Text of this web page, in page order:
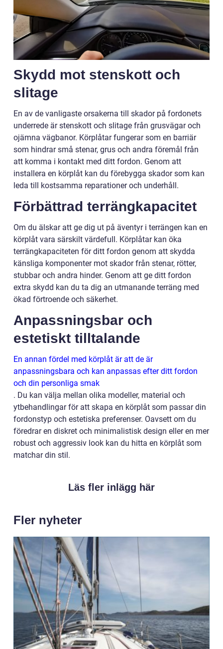
Skydd mot stenskott och
slitage
En av de vanligaste orsakerna till skador på fordonets
underrede är stenskott och slitage från grusvägar och
ojämna vägbanor. Körplåtar fungerar som en barriär
som hindrar små stenar, grus och andra föremål från
att komma i kontakt med ditt fordon. Genom att
installera en körplåt kan du förebygga skador som kan
leda till kostsamma reparationer och underhåll.
Förbättrad terrängkapacitet
Om du älskar att ge dig ut på äventyr i terrängen kan en
körplåt vara särskilt värdefull. Körplåtar kan öka
terrängkapaciteten för ditt fordon genom att skydda
känsliga komponenter mot skador från stenar, rötter,
stubbar och andra hinder. Genom att ge ditt fordon
extra skydd kan du ta dig an utmanande terräng med
ökad förtroende och säkerhet.
Anpassningsbar och
estetiskt tilltalande
En annan fördel med körplåt är att de är
anpassningsbara och kan anpassas efter ditt fordon
och din personliga smak
. Du kan välja mellan olika modeller, material och
ytbehandlingar för att skapa en körplåt som passar din
fordonstyp och estetiska preferenser. Oavsett om du
föredrar en diskret och minimalistisk design eller en mer
robust och aggressiv look kan du hitta en körplåt som
matchar din stil.
Läs fler inlägg här
Fler nyheter